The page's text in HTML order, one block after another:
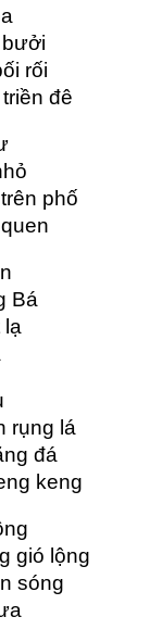
bưởi
rối
đê
phố
Bá
lạ
rụng lá
đá
keng
gió lộng
sóng